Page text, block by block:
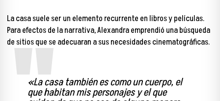
La casa suele ser un elemento recurrente en libros y películas.
Para efectos de la narrativa, Alexandra emprendió una búsqueda
de sitios que se adecuaran a sus necesidades cinematográficas.
«La casa también es como un cuerpo, el
que habitan mis personajes y el que